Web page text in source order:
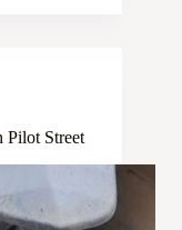
Pilot Street